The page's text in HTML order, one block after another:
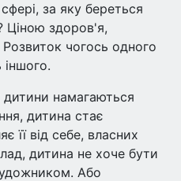
за яку береться
Ціною здоров'я,
Розвиток чогось одного
намагаються
дитина стає
її від себе, власних
дитина не хоче бути
Або